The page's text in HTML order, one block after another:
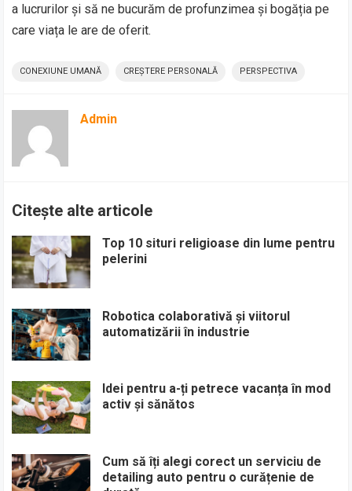
a lucrurilor și să ne bucurăm de profunzimea și bogăția pe
care viața le are de oferit.
CONEXIUNE UMANĂ CREȘTERE PERSONALĂ PERSPECTIVA
Admin
Citește alte articole
Top 10 situri religioase din lume pentru
pelerini
Robotica colaborativă și viitorul
automatizării în industrie
Idei pentru a-ți petrece vacanța în mod
activ și sănătos
Cum să îți alegi corect un serviciu de
detailing auto pentru o curățenie de